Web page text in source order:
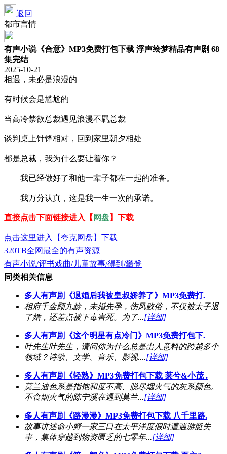
返回
都市言情
有声小说《合意》MP3免费打包下载 浮声绘梦精品有声剧 68
集完结
2025-10-21
相遇，未必是浪漫的
有时候会是尴尬的
当高冷禁欲总裁遇见浪漫不羁总裁——
谈判桌上针锋相对，回到家里朝夕相处
都是总裁，我为什么要让着你？
——我已经做好了和他一辈子都在一起的准备。
——我万分认真，这是我一生一次的承诺。
直接点击下面链接进入【 网盘】下载
点击这里进入【夸克网盘】下载
320TB全网最全的有声资源
有声小说/评书戏曲/儿童故事/得到/攀登
同类相关信息
多人有声剧《退婚后我被皇叔娇养了》MP3免费打.
相府千金顾九龄，未婚先孕，伤风败俗，不仅被太子退
了婚，还差点被下毒害死。为了...[详细]
多人有声剧《这个明星有点冷门》MP3免费打包下.
叶先生叶先生，请问你为什么总是出人意料的跨越多个
领域？诗歌、文学、音乐、影视....[详细]
多人有声剧《轻熟》MP3免费打包下载 莱兮&小茂 .
莫兰迪色系是指饱和度不高、脱尽烟火气的灰系颜色。
不食烟火气的陈宁溪在遇到莫兰...[详细]
多人有声剧《路漫漫》MP3免费打包下载 八千里路.
故事讲述俞小野一家三口在太平洋度假时遭遇游艇失
事，集体穿越到物资匮乏的七零年...[详细]